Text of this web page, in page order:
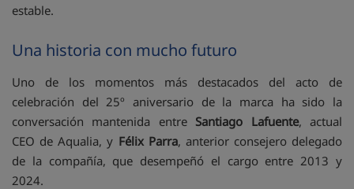
estable.
Una historia con mucho futuro
Uno de los momentos más destacados del acto de
celebración del 25º aniversario de la marca ha sido la
conversación mantenida entreSantiago Lafuente, actual
CEO de Aqualia, y Félix Parra, anterior consejero delegado
de la compañía, que desempeñó el cargo entre 2013 y
2024.